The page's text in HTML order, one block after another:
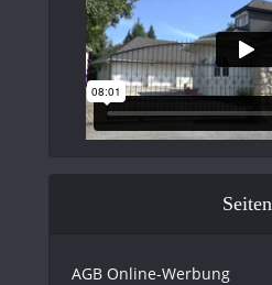
Seiten
AGB Online-Werbung